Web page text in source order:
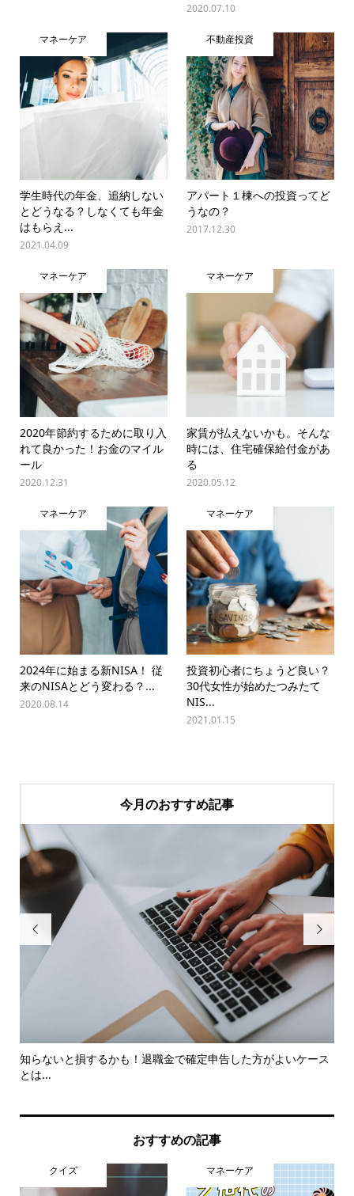
2020.07.10
マネーケア
学生時代の年金、追納しない
とどうなる？しなくても年金
はもらえ...
2021.04.09
不動産投資
アパート１棟への投資ってど
うなの？
2017.12.30
マネーケア
2020年節約するために取り入
れて良かった！お金のマイル
ール
2020.12.31
マネーケア
家賃が払えないかも。そんな
時には、住宅確保給付金があ
る
2020.05.12
マネーケア
2024年に始まる新NISA！ 従
来のNISAとどう変わる？...
2020.08.14
マネーケア
投資初心者にちょうど良い？
30代女性が始めたつみたて
NIS...
2021.01.15
今月のおすすめ記事

知らないと損するかも！退職金で確定申告した方がよいケース
とは...

おすすめの記事
クイズ マネーケア